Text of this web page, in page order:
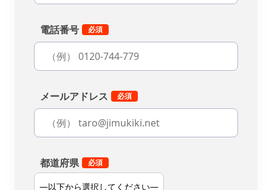
電話番号
メールアドレス
都道府県